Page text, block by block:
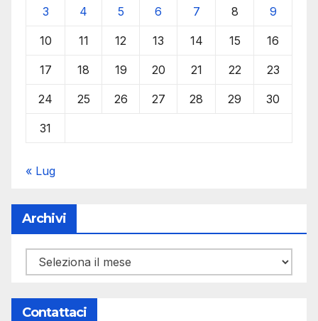
3 4 5 6 7 8 9
10 11 12 13 14 15 16
17 18 19 20 21 22 23
24 25 26 27 28 29 30
31
« Lug
Archivi
Archivi
Contattaci